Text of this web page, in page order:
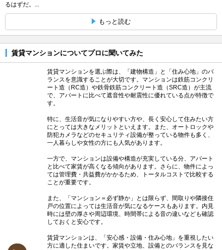
るはずだ。...
もっと読む
賃貸マンションについてプロに聞いてみた
賃貸マンションを選ぶ際は、「建物構造」と「住み心地」のバ
ランスを意識することが大切です。マンションは鉄筋コンクリ
ート造（RC造）や鉄骨鉄筋コンクリート造（SRC造）が主流
で、アパートに比べて遮音性や耐震性に優れている点が特徴で
す。
特に、生活音が気になりやすい方や、長く安心して住みたい方
にとっては大きなメリットといえます。また、オートロックや
防犯カメラなどのセキュリティ設備が整っている物件も多く、
一人暮らしや女性の方にも人気があります。
一方で、マンションは設備や構造が充実している分、アパート
と比べて家賃が高くなる傾向があります。さらに、物件によっ
ては管理費・共益費がかかるため、トータルコストで比較する
ことが重要です。
また、「マンション＝必ず静か」とは限らず、間取りや隣接住
戸の位置によっては生活音が気になるケースもあります。内見
時には壁の厚さや周辺環境、時間帯による音の違いなども確認
しておくと安心です。
賃貸マンションは、「安心感・設備・住み心地」を重視したい
方に適した住まいです。家賃や立地、設備とのバランスを見な